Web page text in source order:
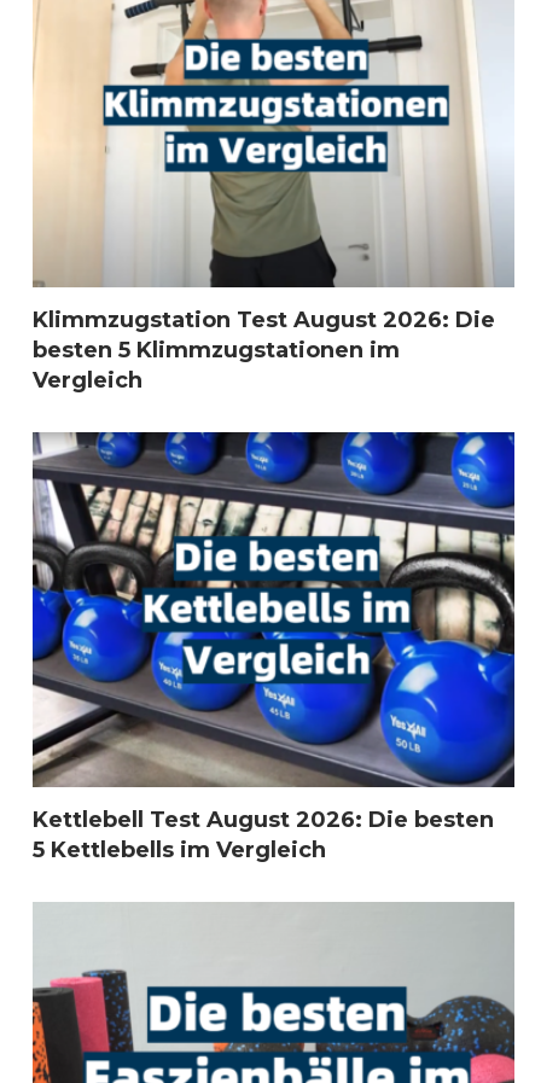
Klimmzugstation Test August 2026: Die
besten 5 Klimmzugstationen im
Vergleich
Kettlebell Test August 2026: Die besten
5 Kettlebells im Vergleich